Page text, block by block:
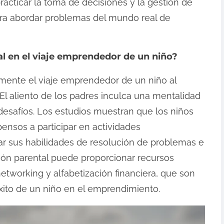
la toma de decisiones y la gestión de
abordar problemas del mundo real de
en el viaje emprendedor de un niño?
el viaje emprendedor de un niño al
aliento de los padres inculca una mentalidad
Los estudios muestran que los niños
a participar en actividades
sus habilidades de resolución de problemas e
parental puede proporcionar recursos
y alfabetización financiera, que son
de un niño en el emprendimiento.